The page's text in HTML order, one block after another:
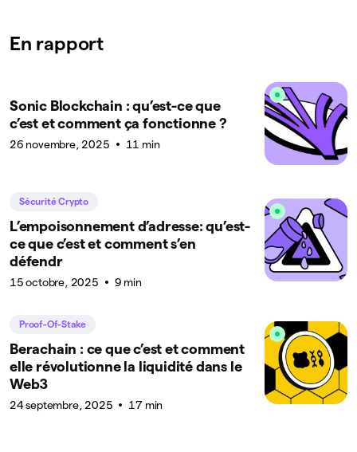
En rapport
Sonic Blockchain : qu’est-ce que
c’est et comment ça fonctionne ?
26 novembre, 2025 11 min
Sécurité Crypto
L’empoisonnement d’adresse: qu’est-
ce que c’est et comment s’en
défendr
15 octobre, 2025 9 min
Proof-Of-Stake
Berachain : ce que c’est et comment
elle révolutionne la liquidité dans le
Web3
24 septembre, 2025 17 min